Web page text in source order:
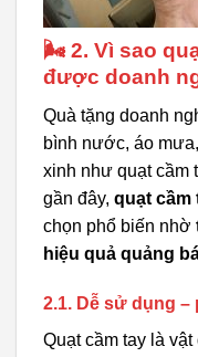
🌬️ 2. Vì sao
được doanh
Quà tặng doanh
bình nước, áo
xinh như quạt cầm
gần đây, quạt cầm
chọn phổ biến nhờ
hiệu quả quảng
2.1. Dễ sử dụng
Quạt cầm tay là